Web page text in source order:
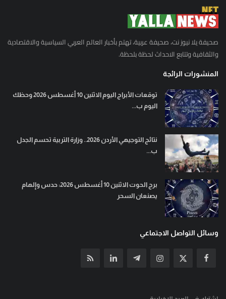
صحيفة يلا نيوز نت، صحيفة عربية، تهتم بأخبار العالم العربي السياسية والاقتصادية
والثقافية وتتابع الاحداث لحظة بلحظة.
المنشورات الرائجة
توقعات الأبراج اليوم الاثنين 10 أغسطس 2026 وحظك
اليوم ب...
نتائج التوجيهي الأردن 2026.. وزارة التربية تحسم الجدل
ب...
برج الحوت الاثنين 10 أغسطس 2026: حدس وإلهام
يصنعان السحر
وسائل التواصل الاجتماعي